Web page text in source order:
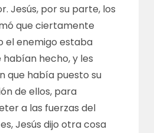
Jesús, por su parte, los
que ciertamente
el enemigo estaba
hecho, y les
que había puesto su
de ellos, para
a las fuerzas del
Jesús dijo otra cosa